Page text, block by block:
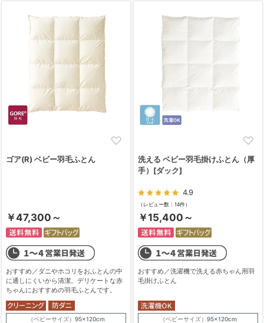
ゴア(R) ベビー羽毛ふとん
￥47,300～
おすすめ／ダニやホコリをおふとんの中
に通しにくいから清潔。デリケートな赤
ちゃんにおすすめの羽毛ふとんです。
（ベビーサイズ）95×120cm
洗える ベビー羽毛掛けふとん（厚
手）[ダック]
4.9
（レビュー数：14件）
￥15,400～
おすすめ／洗濯機で洗える赤ちゃん用羽
毛掛けふとん
（ベビーサイズ）95×120cm